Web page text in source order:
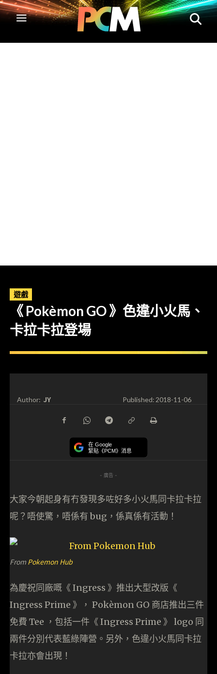
遊戲
《 Pokèmon GO 》色違小火馬、
卡拉卡拉登場
Author: JY Published:2018-11-06
在 Google
緊貼《PCM》消息
- 廣告 -
大家今朝起身有冇發現多咗好多小火馬同卡拉卡拉
呢？唔使驚，唔係有 bug，係真係有活動！
From Pokemon Hub
為慶祝同廠嘅《 Ingress 》推出大型改版《
Ingress Prime 》， Pokèmon GO 商店推出三件
免費 Tee ，包括一件《 Ingress Prime 》 logo 同
兩件分別代表藍綠陣營。另外，色違小火馬同卡拉
卡拉亦會出現！